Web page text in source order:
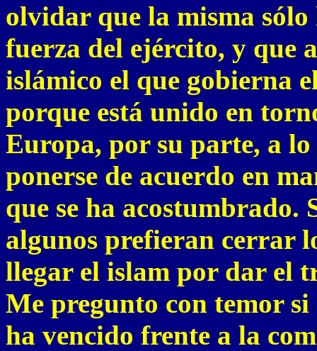
olvidar que la misma
fuerza del ejército, y que
islámico el que gobierna
porque está unido en
Europa, por su parte, a lo
ponerse de acuerdo en
que se ha acostumbrado.
algunos prefieran cerrar
llegar el islam por dar el
Me pregunto con temor
ha vencido frente a la